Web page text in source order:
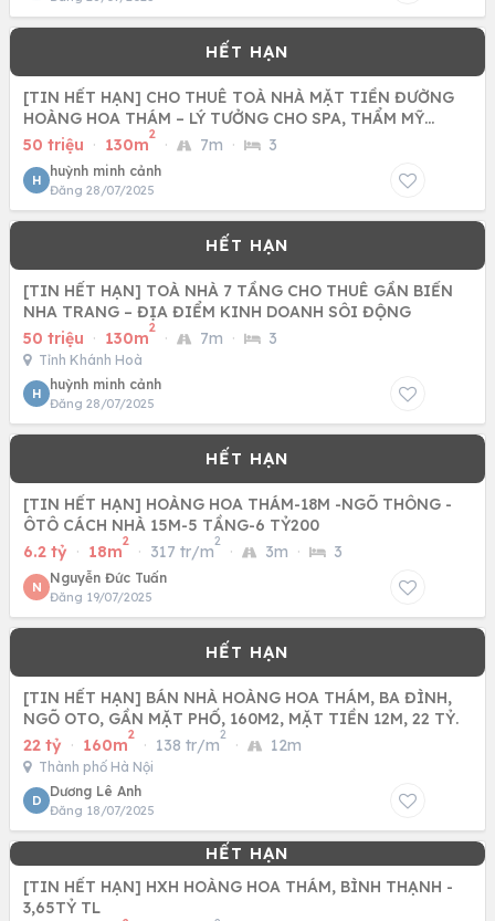
[TIN HẾT HẠN] CHO THUÊ TOÀ NHÀ MẶT TIỀN ĐƯỜNG
HOÀNG HOA THÁM – LÝ TƯỞNG CHO SPA, THẨM MỸ
VIỆN, NGÂN HÀNG
50 triệu · 130m
2
· 7m · 3
H
huỳnh minh cảnh
Đăng 28/07/2025
[TIN HẾT HẠN] TOÀ NHÀ 7 TẦNG CHO THUÊ GẦN BIỂN
NHA TRANG – ĐỊA ĐIỂM KINH DOANH SÔI ĐỘNG
50 triệu · 130m
2
· 7m · 3
Tỉnh Khánh Hoà
H
huỳnh minh cảnh
Đăng 28/07/2025
[TIN HẾT HẠN] HOÀNG HOA THÁM-18M -NGÕ THÔNG -
ÔTÔ CÁCH NHÀ 15M-5 TẦNG-6 TỶ200
6.2 tỷ · 18m
2
· 317 tr/m
2
· 3m · 3
N
Nguyễn Đức Tuấn
Đăng 19/07/2025
[TIN HẾT HẠN] BÁN NHÀ HOÀNG HOA THÁM, BA ĐÌNH,
NGÕ OTO, GẦN MẶT PHỐ, 160M2, MẶT TIỀN 12M, 22 TỶ.
22 tỷ · 160m
2
· 138 tr/m
2
· 12m
Thành phố Hà Nội
D
Dương Lê Anh
Đăng 18/07/2025
[TIN HẾT HẠN] HXH HOÀNG HOA THÁM, BÌNH THẠNH -
3,65TỶ TL